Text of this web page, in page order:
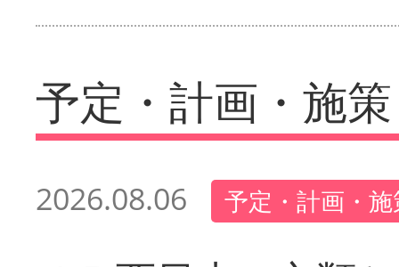
予定・計画・施策
2026.08.06 予定・計画・